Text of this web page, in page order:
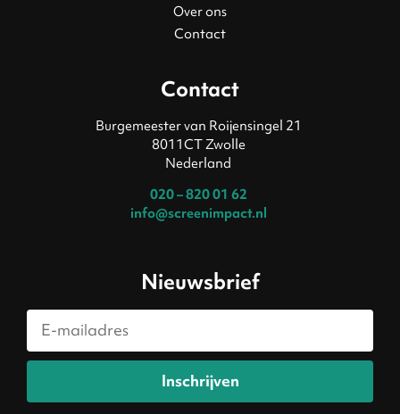
Over ons
Contact
Contact
Burgemeester van Roijensingel 21
8011CT Zwolle
Nederland
020 – 820 01 62
info@screenimpact.nl
Nieuwsbrief
Inschrijven